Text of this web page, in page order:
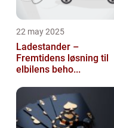
22 may 2025
Ladestander –
Fremtidens løsning til
elbilens beho...